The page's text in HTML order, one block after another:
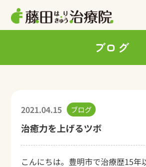
ブログ
2021.04.15 ブログ
治癒力を上げるツボ
こんにちは。豊明市で治療歴15年